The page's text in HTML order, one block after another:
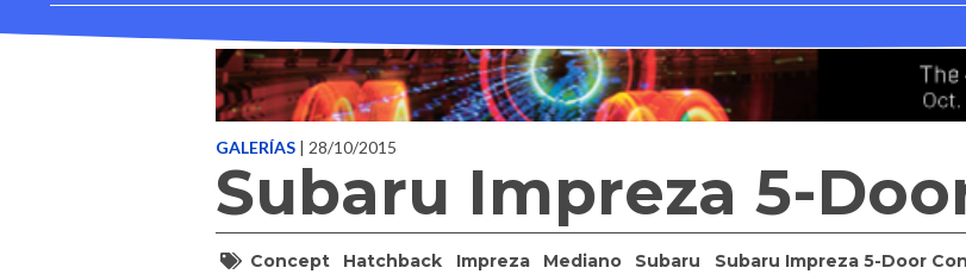
GALERÍAS | 28/10/2015
Subaru Impreza 5-
Concept Hatchback Impreza Mediano Subaru Subaru Impreza 5-Door